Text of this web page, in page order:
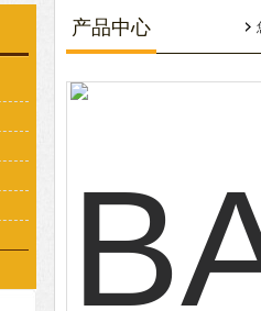
产品中心